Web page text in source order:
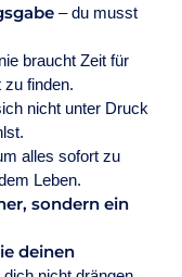
– du musst
braucht Zeit für
finden.
nicht unter Druck
alles sofort zu
Leben.
sondern ein
deinen